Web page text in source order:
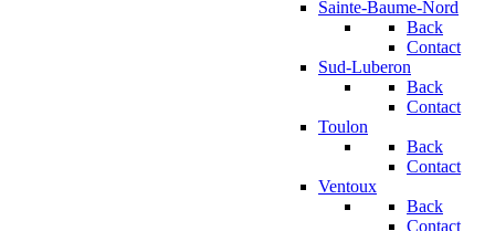
Sainte-Baume-Nord
Back
Contact
Sud-Luberon
Back
Contact
Toulon
Back
Contact
Ventoux
Back
Contact